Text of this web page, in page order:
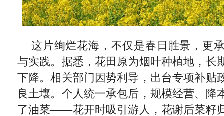
这片绚烂花海，不仅是春日胜景，更
与实践。据悉，花田原为烟叶种植地，长
下降。相关部门因势利导，出台专项补贴
良土壤。个人统一承包后，规模经营、降
了油菜——花开时吸引游人，花谢后菜籽